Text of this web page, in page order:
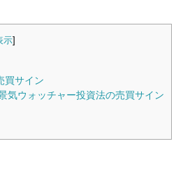
示]
買サイン
気ウォッチャー投資法の売買サイン